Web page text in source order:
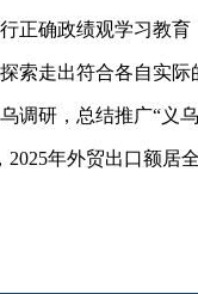
正确政绩观学习教
索走出符合各自实
调研，总结推广“义
2025年外贸出口额居